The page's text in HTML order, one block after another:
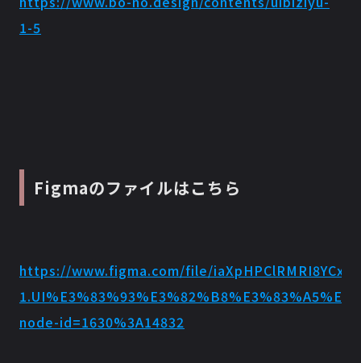
1-5
Figmaのファイルはこちら
https://www.figma.com/file/
node-id=1630%3A14832